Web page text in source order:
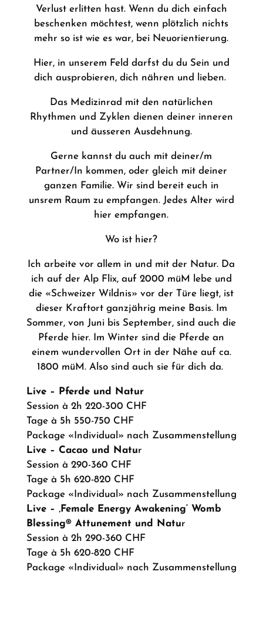
Verlust erlitten hast. Wenn du dich einfach
beschenken möchtest, wenn plötzlich nichts
mehr so ist wie es war, bei Neuorientierung.
Hier, in unserem Feld darfst du du Sein und
dich ausprobieren, dich nähren und lieben.
Das Medizinrad mit den natürlichen
Rhythmen und Zyklen dienen deiner inneren
und äusseren Ausdehnung.
Gerne kannst du auch mit deiner/m
Partner/In kommen, oder gleich mit deiner
ganzen Familie. Wir sind bereit euch in
unsrem Raum zu empfangen. Jedes Alter wird
hier empfangen.
Wo ist hier?
Ich arbeite vor allem in und mit der Natur. Da
ich auf der Alp Flix, auf 2000 müM lebe und
die «Schweizer Wildnis» vor der Türe liegt, ist
dieser Kraftort ganzjährig meine Basis. Im
Sommer, von Juni bis September, sind auch die
Pferde hier. Im Winter sind die Pferde an
einem wundervollen Ort in der Nähe auf ca.
1800 müM. Also sind auch sie für dich da.
Live – Pferde und Natur
Session à 2h 220-300 CHF
Tage à 5h 550-750 CHF
Package «Individual» nach Zusammenstellung
Live – Cacao und Natur
Session à 290-360 CHF
Tage à 5h 620-820 CHF
Package «Individual» nach Zusammenstellung
Live – ‚Female Energy Awakening‘ Womb
Blessing® Attunement und Natur
Session à 2h 290-360 CHF
Tage à 5h 620-820 CHF
Package «Individual» nach Zusammenstellung